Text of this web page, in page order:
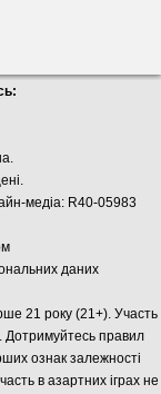
.
медіа: R40-05983
даних
21 року (21+). Участь
Дотримуйтесь правил
ознак залежності
в азартних іграх не